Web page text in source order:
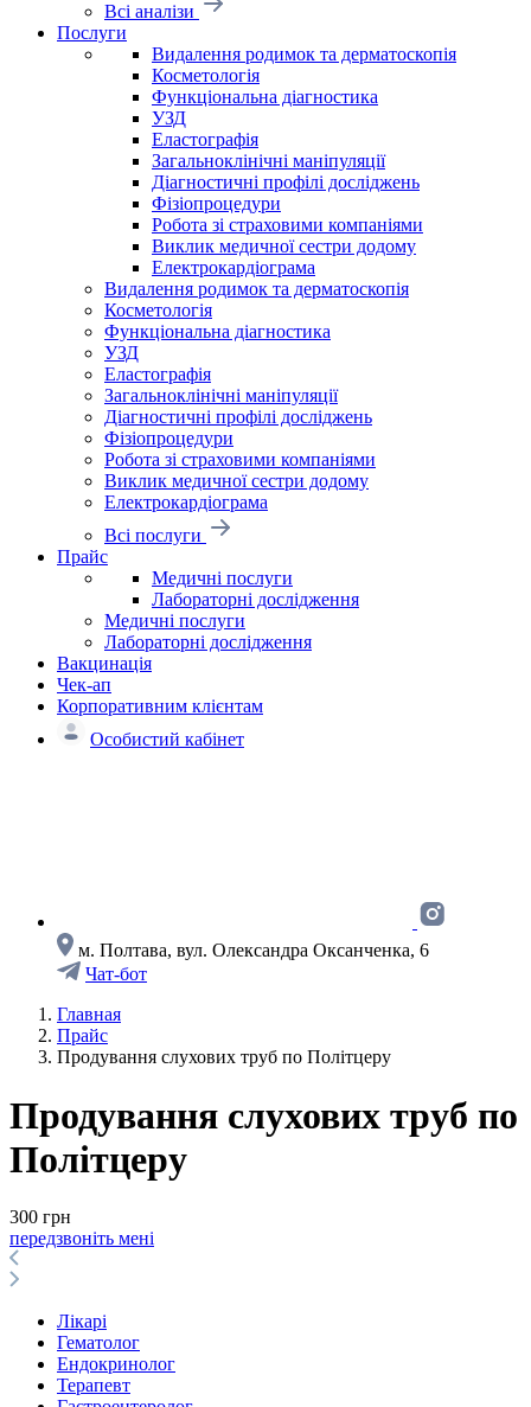
Всі аналізи
Послуги
Видалення родимок та дерматоскопія
Косметологія
Функціональна діагностика
УЗД
Еластографія
Загальноклінічні маніпуляції
Діагностичні профілі досліджень
Фізіопроцедури
Робота зі страховими компаніями
Виклик медичної сестри додому
Електрокардіограма
Видалення родимок та дерматоскопія
Косметологія
Функціональна діагностика
УЗД
Еластографія
Загальноклінічні маніпуляції
Діагностичні профілі досліджень
Фізіопроцедури
Робота зі страховими компаніями
Виклик медичної сестри додому
Електрокардіограма
Всі послуги
Прайс
Медичні послуги
Лабораторні дослідження
Медичні послуги
Лабораторні дослідження
Вакцинація
Чек-ап
Корпоративним клієнтам
Особистий кабінет
м. Полтава, вул. Олександра Оксанченка, 6
Чат-бот
Главная
Прайс
Продування слухових труб по Політцеру
Продування слухових труб по
Політцеру
300 грн
передзвоніть мені
Лікарі
Гематолог
Ендокринолог
Терапевт